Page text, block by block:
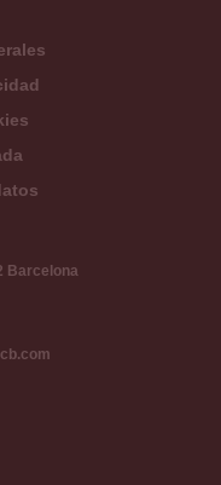
Barcelona